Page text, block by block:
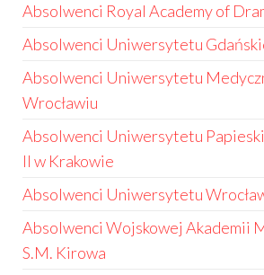
Absolwenci Royal Academy of
Absolwenci Uniwersytetu
Absolwenci Uniwersytetu
Wrocławiu
Absolwenci Uniwersytetu
II w Krakowie
Absolwenci Uniwersytetu
Absolwenci Wojskowej Akademii
S.M. Kirowa